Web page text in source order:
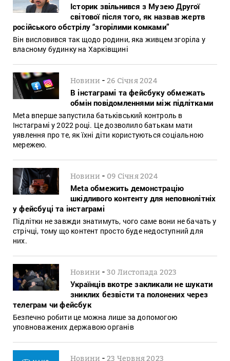
Історик звільнився з Музею Другої
світової після того, як назвав жертв
російського обстрілу “згорілими комками”
Він висловився так щодо родини, яка живцем згоріла у
власному будинку на Харківщині
Новини -26 Січня 2024
В інстаграмі та фейсбуку обмежать
обмін повідомленнями між підлітками
Meta вперше запустила батьківський контроль в
Інстаграмі у 2022 році. Це дозволило батькам мати
уявлення про те, як їхні діти користуються соціальною
мережею.
Новини - 09 Січня 2024
Meta обмежить демонстрацію
шкідливого контенту для неповнолітніх
у фейсбуці та інстаграмі
Підлітки не завжди знатимуть, чого саме вони не бачать у
стрічці, тому що контент просто буде недоступний для
них.
Новини -30 Листопада 2023
Українців вкотре закликали не шукати
зниклих безвісти та полонених через
телеграм чи фейсбук
Безпечно робити це можна лише за допомогою
уповноважених державою органів
Новини -23 Червня 2023